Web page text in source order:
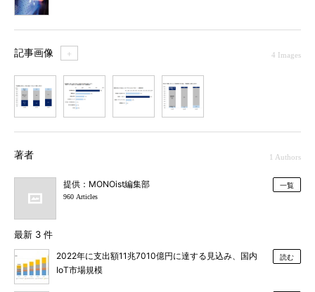
記事画像 ＋ 4 Images
著者 1 Authors
提供：MONOist編集部
960 Articles
一覧
最新 3 件
2022年に支出額11兆7010億円に達する見込み、国内
IoT市場規模
読む